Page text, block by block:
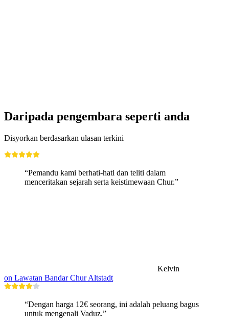
Daripada pengembara seperti anda
Disyorkan berdasarkan ulasan terkini
“Pemandu kami berhati-hati dan teliti dalam
menceritakan sejarah serta keistimewaan Chur.”
Kelvin
on Lawatan Bandar Chur Altstadt
“Dengan harga 12€ seorang, ini adalah peluang bagus
untuk mengenali Vaduz.”